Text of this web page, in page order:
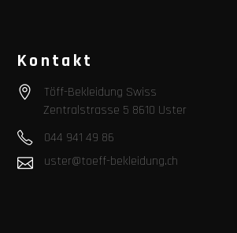
Kontakt
Töff-Bekleidung Swiss
Zentralstrasse 5 8610 Uster
044 941 49 86
uster@toeff-bekleidung.ch